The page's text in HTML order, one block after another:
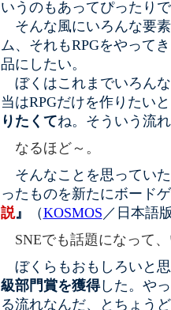
いうのもあってぴったり
そんな風にいろんな要
ム、それもRPGをやって
品にしたい。
ぼくはこれまでいろん
当はRPGだけを作りたい
りたくてね。そういう流
なるほど～。
そんなことを思ってい
ったものを新たにボード
説』 （KOSMOS ／日本語
SNEでも話題になって
ぼくらもおもしろいと
級部門賞を獲得した。や
る流れなんだ、とちょう